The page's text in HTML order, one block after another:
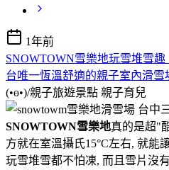
1年前
SNOWTOWN雪樂地玩雪堆雪
台唯一恆溫舒適的親子室內滑雪
(•ө•)/親子旅遊景點 親子育兒
SNOWTOWN雪樂地真的是超"
方就在室溫攝氏15°C左右, 就能
玩雪堆雪都不怕凍, 而且雪片沒